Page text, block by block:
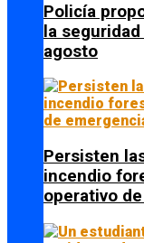
Policía
la
agosto
Persisten
incendio
operativo